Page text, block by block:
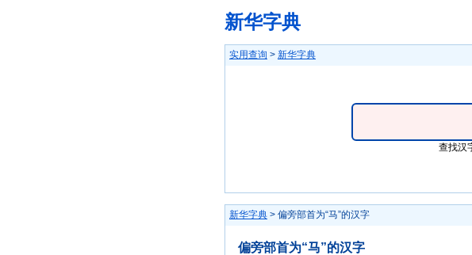
新华字典
实用查询 > 新华字典
查找汉
新华字典 > 偏旁部首为“马”的汉字
偏旁部首为“马”的汉字